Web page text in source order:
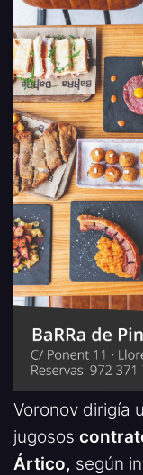
Voronov dirigía
jugosos
Ártico, según